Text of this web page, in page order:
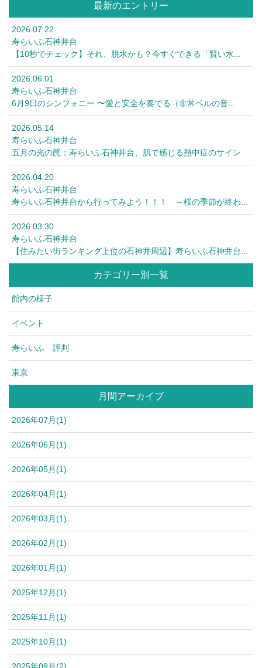
最新のエントリー
2026.07.22
寿らいふ石神井台
【10秒でチェック】それ、脱水かも？今すぐできる「賢い水...
2026.06.01
寿らいふ石神井台
6月9日のシンフォニー 〜愛と安全を奏でる（非常ベルの音...
2026.05.14
寿らいふ石神井台
五月の光の罠：寿らいふ石神井台、肌で感じる熱中症のサイン
2026.04.20
寿らいふ石神井台
寿らいふ石神井台から行ってみよう！！！ ～桜の季節が終わ...
2026.03.30
寿らいふ石神井台
【住みたい街ランキング上位の石神井周辺】寿らいふ石神井台...
カテゴリー別一覧
館内の様子
イベント
寿らいふ 評判
東京
月間アーカイブ
2026年07月(1)
2026年06月(1)
2026年05月(1)
2026年04月(1)
2026年03月(1)
2026年02月(1)
2026年01月(1)
2025年12月(1)
2025年11月(1)
2025年10月(1)